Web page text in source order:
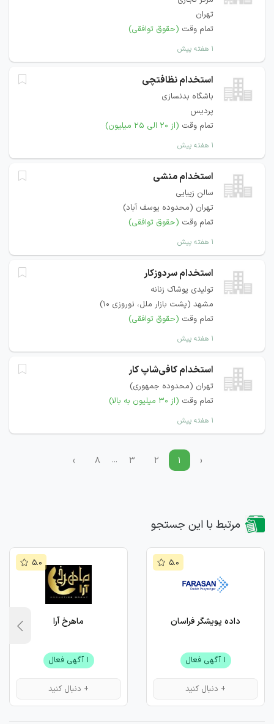
تهران
تمام وقت (حقوق توافقی)
۱ هفته پیش
استخدام نظافتچی
باشگاه بدنسازی
پردیس
تمام وقت (از ۲۰ الی ۲۵ میلیون)
۱ هفته پیش
استخدام منشی
سالن زیبایی
تهران (محدوده یوسف آباد)
تمام وقت (حقوق توافقی)
۱ هفته پیش
استخدام سردوزکار
تولیدی پوشاک زنانه
مشهد (پشت بازار ملل، نوروزی 10)
تمام وقت (حقوق توافقی)
۱ هفته پیش
استخدام کافی‌شاپ کار
تهران (محدوده جمهوری)
تمام وقت (از ۳۰ میلیون به بالا)
۱ هفته پیش
‹ ۱ ۲ ۳ ... ۸ ›
مرتبط با این جستجو
داده پویشگر فراسان
۱ آگهی فعال
۵.۰
+ دنبال کنید
ماهرخ آرا
۱ آگهی فعال
۵.۰
+ دنبال کنید